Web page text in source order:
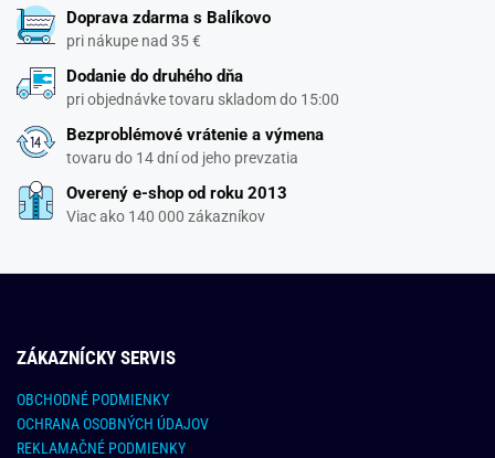
Doprava zdarma s Balíkovo
pri nákupe nad 35 €
Dodanie do druhého dňa
pri objednávke tovaru skladom do 15:00
Bezproblémové vrátenie a výmena
tovaru do 14 dní od jeho prevzatia
Overený e-shop od roku 2013
Viac ako 140 000 zákazníkov
ZÁKAZNÍCKY SERVIS
OBCHODNÉ PODMIENKY
OCHRANA OSOBNÝCH ÚDAJOV
REKLAMAČNÉ PODMIENKY